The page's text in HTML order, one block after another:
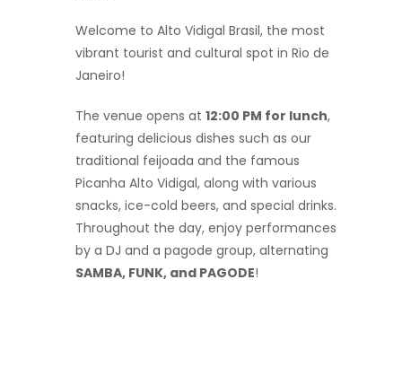
Welcome to Alto Vidigal Brasil, the most
vibrant tourist and cultural spot in Rio de
Janeiro!
The venue opens at 12:00 PM for lunch,
featuring delicious dishes such as our
traditional feijoada and the famous
Picanha Alto Vidigal, along with various
snacks, ice-cold beers, and special drinks.
Throughout the day, enjoy performances
by a DJ and a pagode group, alternating
SAMBA, FUNK, and PAGODE!